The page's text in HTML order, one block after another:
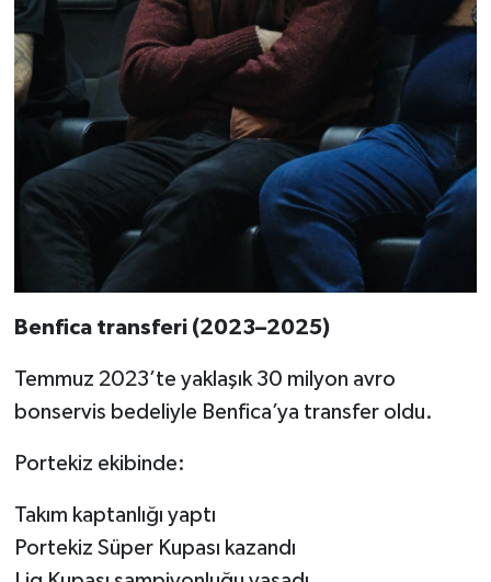
Benfica transferi (2023–2025)
Temmuz 2023’te yaklaşık 30 milyon avro
bonservis bedeliyle Benfica’ya transfer oldu.
Portekiz ekibinde:
Takım kaptanlığı yaptı
Portekiz Süper Kupası kazandı